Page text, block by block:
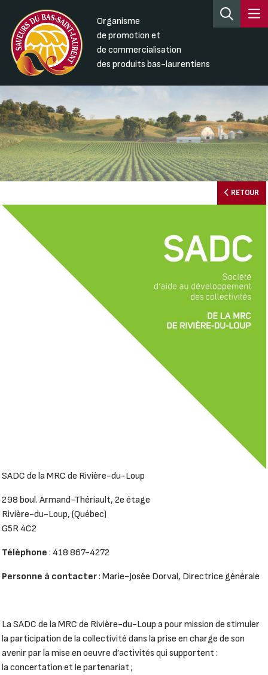
Organisme
de promotion et
de commercialisation
des produits bas-laurentiens
RETOUR
SADC de la MRC de Rivière-du-Loup
298 boul. Armand-Thériault, 2e étage
Rivière-du-Loup, (Québec)
G5R 4C2
Téléphone : 418 867-4272
Personne à contacter: Marie-Josée Dorval, Directrice générale
La SADC de la MRC de Rivière-du-Loup a pour mission de stimuler
la participation de la collectivité dans la prise en charge de son
avenir par la mise en oeuvre d’activités qui supportent :
la concertation et le partenariat ;